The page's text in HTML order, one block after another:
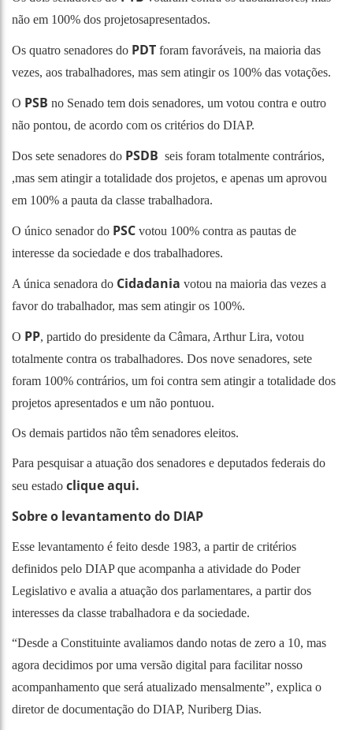
não em 100% dos projetosapresentados.
Os quatro senadores do PDT foram favoráveis, na maioria das
vezes, aos trabalhadores, mas sem atingir os 100% das votações.
O PSB no Senado tem dois senadores, um votou contra e outro
não pontou, de acordo com os critérios do DIAP.
Dos sete senadores do PSDB seis foram totalmente contrários,
,mas sem atingir a totalidade dos projetos, e apenas um aprovou
em 100% a pauta da classe trabalhadora.
O único senador do PSC votou 100% contra as pautas de
interesse da sociedade e dos trabalhadores.
A única senadora do Cidadania votou na maioria das vezes a
favor do trabalhador, mas sem atingir os 100%.
O PP, partido do presidente da Câmara, Arthur Lira, votou
totalmente contra os trabalhadores. Dos nove senadores, sete
foram 100% contrários, um foi contra sem atingir a totalidade dos
projetos apresentados e um não pontuou.
Os demais partidos não têm senadores eleitos.
Para pesquisar a atuação dos senadores e deputados federais do
seu estado clique aqui.
Sobre o levantamento do DIAP
Esse levantamento é feito desde 1983, a partir de critérios
definidos pelo DIAP que acompanha a atividade do Poder
Legislativo e avalia a atuação dos parlamentares, a partir dos
interesses da classe trabalhadora e da sociedade.
“Desde a Constituinte avaliamos dando notas de zero a 10, mas
agora decidimos por uma versão digital para facilitar nosso
acompanhamento que será atualizado mensalmente”, explica o
diretor de documentação do DIAP, Nuriberg Dias.